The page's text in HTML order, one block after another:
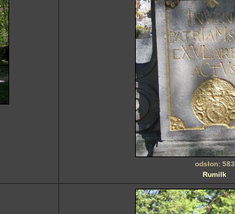
odsłon: 583
Rumilk